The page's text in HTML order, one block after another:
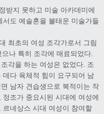
받지 못하고 미술 아카데미에
도 예술혼을 불태운 미술가들
최초의 여성 조각가로서 그림
나 특히 조각에 매료되었다.
각을 하는 여성은 없었다. 조
다 육체적 힘이 요구되어 남
남자 견습생으로 북적이는 작
조가 중요시된 시대에 여성에
네상스 시대 여성이 참여할